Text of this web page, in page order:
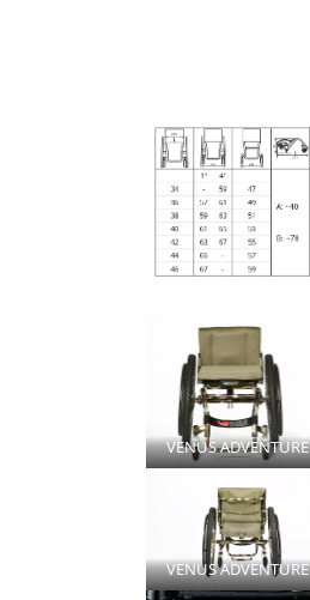
VENUS ADVENTURE
VENUS ADVENTURE